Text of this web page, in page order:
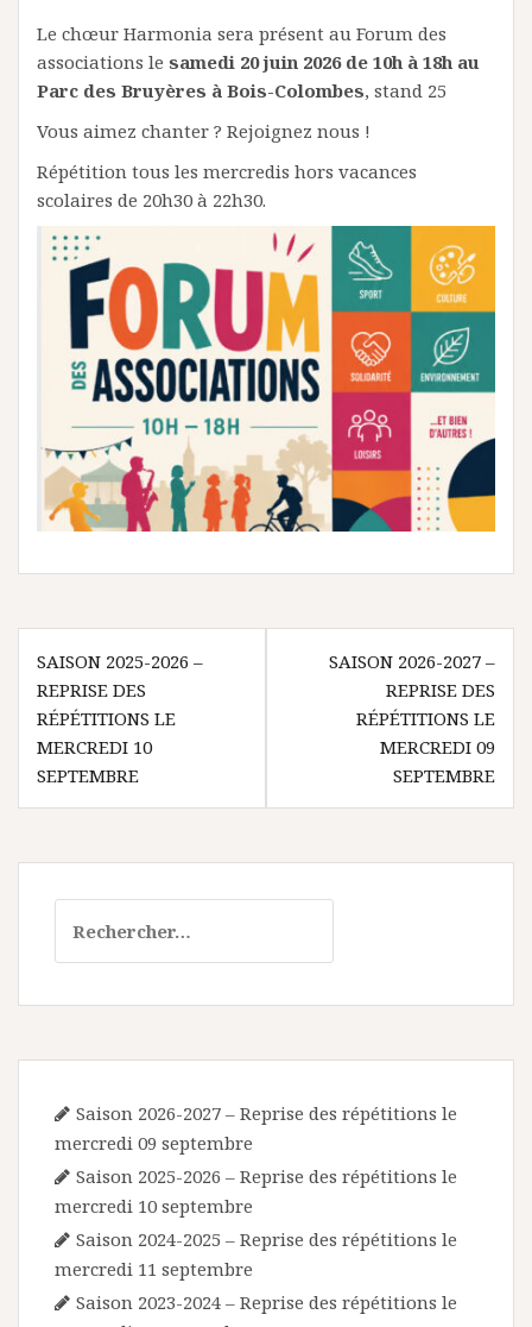
Le chœur Harmonia sera présent au Forum des
associations le samedi 20 juin 2026 de 10h à 18h au
Parc des Bruyères à Bois-Colombes, stand 25
Vous aimez chanter ? Rejoignez nous !
Répétition tous les mercredis hors vacances
scolaires de 20h30 à 22h30.
Navigation
de
l’article
SAISON 2025-2026 –
REPRISE DES
RÉPÉTITIONS LE
MERCREDI 10
SEPTEMBRE
SAISON 2026-2027 –
REPRISE DES
RÉPÉTITIONS LE
MERCREDI 09
SEPTEMBRE
Saison 2026-2027 – Reprise des répétitions le
mercredi 09 septembre
Saison 2025-2026 – Reprise des répétitions le
mercredi 10 septembre
Saison 2024-2025 – Reprise des répétitions le
mercredi 11 septembre
Saison 2023-2024 – Reprise des répétitions le